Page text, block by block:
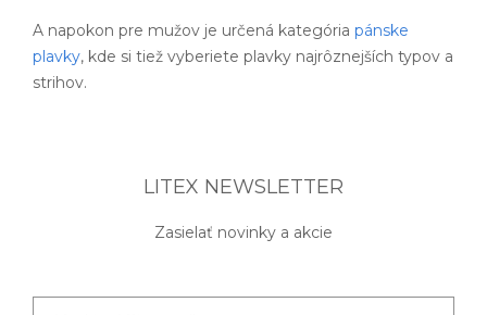
A napokon pre mužov je určená kategória pánske
plavky, kde si tiež vyberiete plavky najrôznejších typov a
strihov.
LITEX NEWSLETTER
Zasielať novinky a akcie